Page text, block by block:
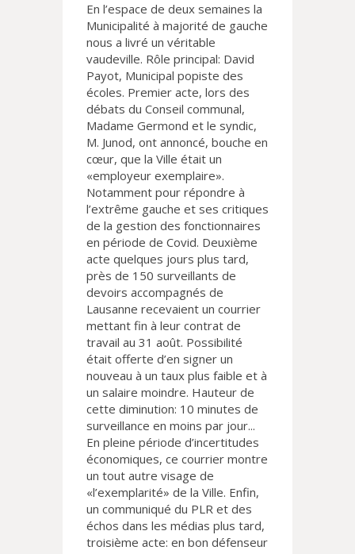
En l’espace de deux semaines la
Municipalité à majorité de gauche
nous a livré un véritable
vaudeville. Rôle principal: David
Payot, Municipal popiste des
écoles. Premier acte, lors des
débats du Conseil communal,
Madame Germond et le syndic,
M. Junod, ont annoncé, bouche en
cœur, que la Ville était un
«employeur exemplaire».
Notamment pour répondre à
l’extrême gauche et ses critiques
de la gestion des fonctionnaires
en période de Covid. Deuxième
acte quelques jours plus tard,
près de 150 surveillants de
devoirs accompagnés de
Lausanne recevaient un courrier
mettant fin à leur contrat de
travail au 31 août. Possibilité
était offerte d’en signer un
nouveau à un taux plus faible et à
un salaire moindre. Hauteur de
cette diminution: 10 minutes de
surveillance en moins par jour...
En pleine période d’incertitudes
économiques, ce courrier montre
un tout autre visage de
«l’exemplarité» de la Ville. Enfin,
un communiqué du PLR et des
échos dans les médias plus tard,
troisième acte: en bon défenseur